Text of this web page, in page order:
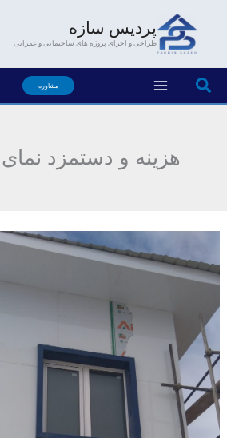
پردیس سازه
طراحی و اجرای پروژه های ساختمانی و عمرانی
جستجو مشاوره
هزینه و دستمزد